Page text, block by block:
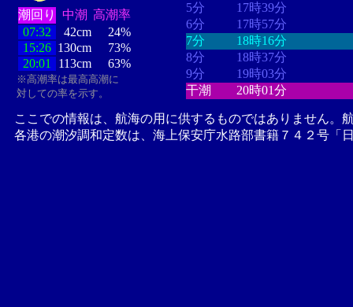
潮回り 中潮 高潮率
07:32
42cm
24%
15:26 130cm
73%
20:01
113cm 63%
※高潮率は最高高潮に
対しての率を示す。
5分
17時39分
6分
17時57分
7分
18時16分
8分
18時37分
9分
19時03分
干潮
20時01分
ここでの情報は、航海の用に供するものではありません。
各港の潮汐調和定数は、海上保安庁水路部書籍７４２号「